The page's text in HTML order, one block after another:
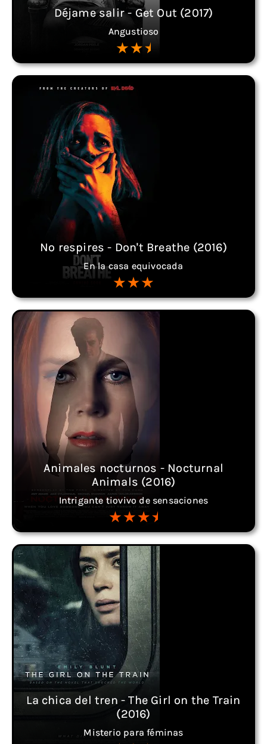
Déjame salir - Get Out (2017)
Angustioso
No respires - Don't Breathe (2016)
En la casa equivocada
Animales nocturnos - Nocturnal
Animals (2016)
Intrigante tiovivo de sensaciones
La chica del tren - The Girl on the Train
(2016)
Misterio para féminas